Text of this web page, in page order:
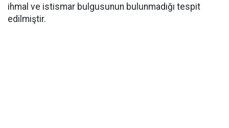
ihmal ve istismar bulgusunun bulunmadığı tespit
edilmiştir.